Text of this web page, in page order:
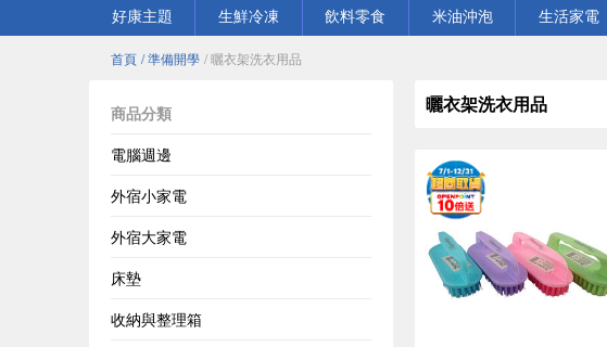
好康主題
生鮮冷凍 飲料零食 米油沖泡 生活家電
首頁 / 準備開學 / 曬衣架洗衣用品
商品分類
電腦週邊
外宿小家電
外宿大家電
床墊
收納與整理箱
曬衣架洗衣用品